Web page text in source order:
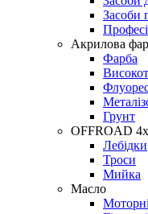
Засоби
Акрилова
Фарба
Грунт
OFFROAD
Лебідки
Троси
Мийка
Масло